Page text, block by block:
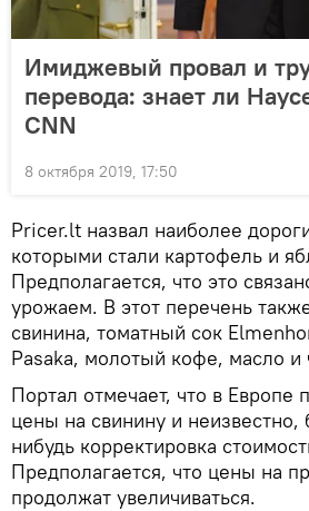
Имиджевый провал и
перевода: знает ли
CNN
8 октября 2019, 17:50
Pricer.lt назвал наиболее
которыми стали картофель и
Предполагается, что это
урожаем. В этот перечень
свинина, томатный сок
Pasaka, молотый кофе, масло и
Портал отмечает, что в Европе
цены на свинину и неизвестно,
нибудь корректировка
Предполагается, что цены на
продолжат увеличиваться.